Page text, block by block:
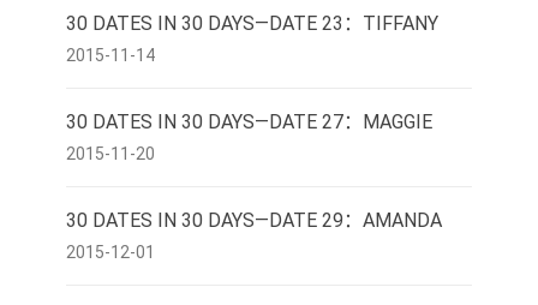
30 DATES IN 30 DAYS—DATE 23：TIFFANY
2015-11-14
30 DATES IN 30 DAYS—DATE 27：MAGGIE
2015-11-20
30 DATES IN 30 DAYS—DATE 29：AMANDA
2015-12-01